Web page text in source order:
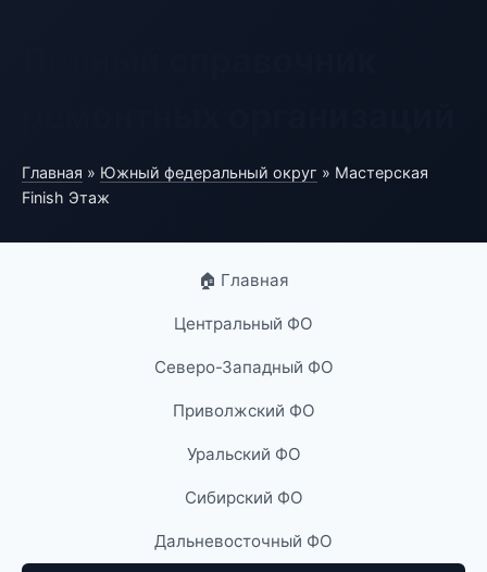
Главная » Южный федеральный округ » Мастерская
Finish Этаж
🏠 Главная
Центральный ФО
Северо-Западный ФО
Приволжский ФО
Уральский ФО
Сибирский ФО
Дальневосточный ФО